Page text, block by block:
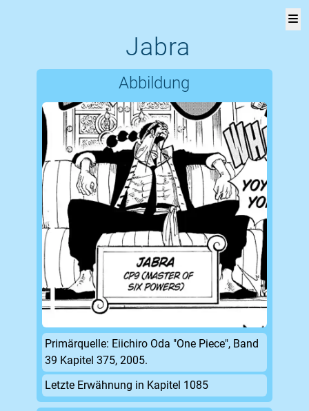
Piece
Versus
Rangliste
Figuren
Jabra
Abbildung
Primärquelle: Eiichiro Oda "One Piece", Band
39 Kapitel 375, 2005.
Letzte Erwähnung in Kapitel 1085